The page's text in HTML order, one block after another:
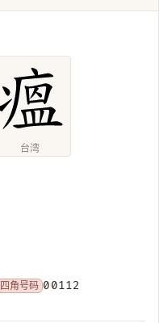
台湾
四角号码 00112